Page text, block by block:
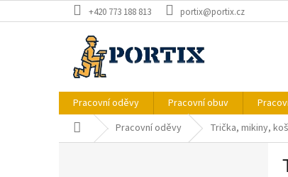
na
+420 773 188 813 portix@portix.cz
Pracovní oděvy Pracovní obuv
Domů Pracovní oděvy Trička, mikiny,